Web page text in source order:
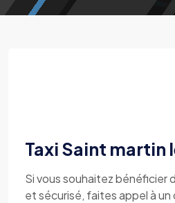
Taxi Saint martin
Si vous souhaitez bénéficier
et sécurisé, faites appel à un